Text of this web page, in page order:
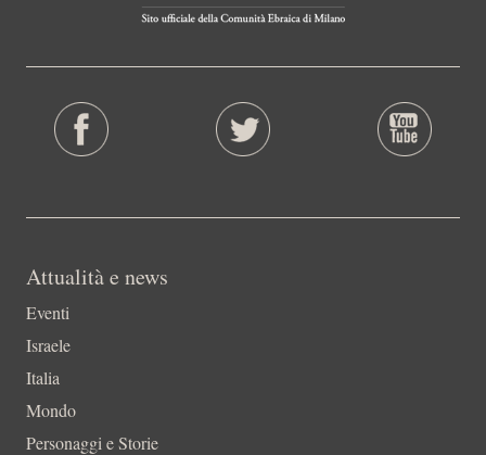
Attualità e news
Eventi
Israele
Italia
Mondo
Personaggi e Storie